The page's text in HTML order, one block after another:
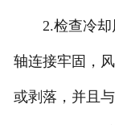
2.检查冷却
轴连接牢固，
或剥落，并且